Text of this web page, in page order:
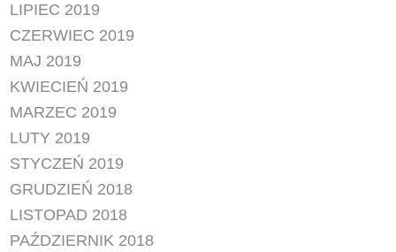
LIPIEC 2019
CZERWIEC 2019
MAJ 2019
KWIECIEŃ 2019
MARZEC 2019
LUTY 2019
STYCZEŃ 2019
GRUDZIEŃ 2018
LISTOPAD 2018
PAŹDZIERNIK 2018